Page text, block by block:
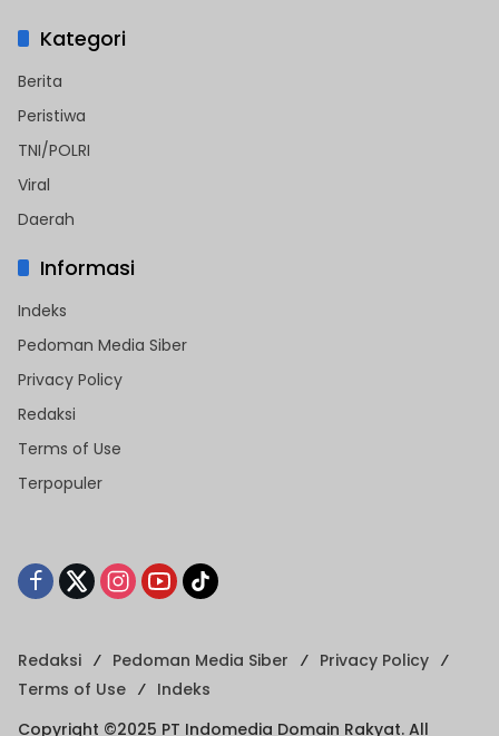
Kategori
Berita
Peristiwa
TNI/POLRI
Viral
Daerah
Informasi
Indeks
Pedoman Media Siber
Privacy Policy
Redaksi
Terms of Use
Terpopuler
Redaksi Pedoman Media Siber
Privacy Policy
Terms of Use
Indeks
Copyright ©2025 PT Indomedia Domain Rakyat. All